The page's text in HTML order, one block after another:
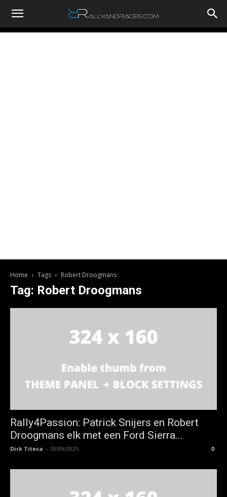
RallyandRaces.com
Home Tags Robert Droogmans
Tag: Robert Droogmans
Rally4Passion: Patrick Snijers en Robert
Droogmans elk met een Ford Sierra...
Dirk Titeca - 10/09/2025 0